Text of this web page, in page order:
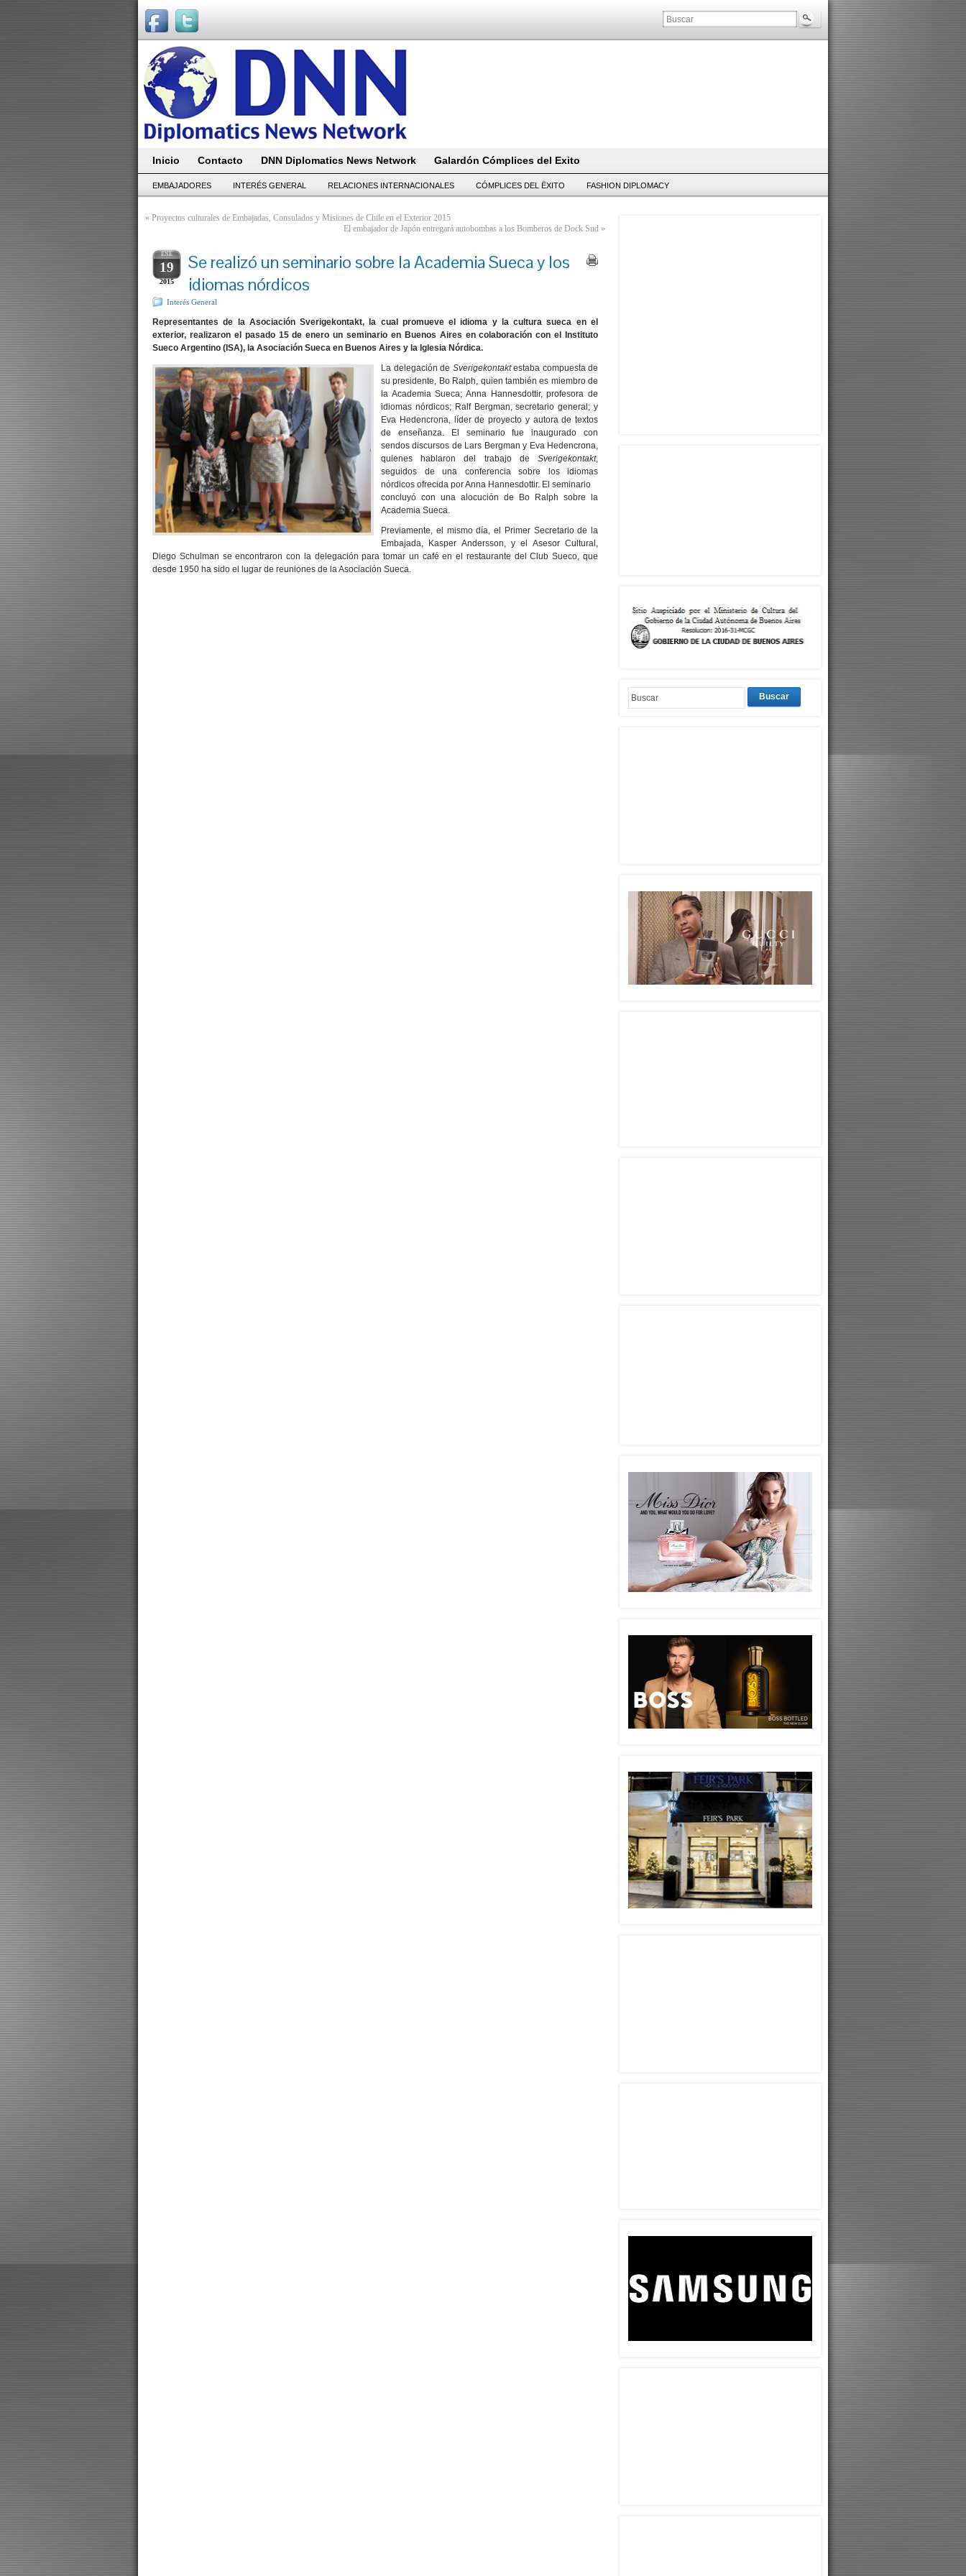
Inicio Contacto DNN Diplomatics News Network Galardón Cómplices del Exito
EMBAJADORES INTERÉS GENERAL RELACIONES INTERNACIONALES CÓMPLICES DEL ËXITO FASHION DIPLOMACY
« Proyectos culturales de Embajadas, Consulados y Misiones de Chile en el Exterior 2015
El embajador de Japón entregará autobombas a los Bomberos de Dock Sud »
ENE
19
2015
Se realizó un seminario sobre la Academia Sueca y los
idiomas nórdicos
Interés General
Representantes de la Asociación Sverigekontakt, la cual promueve el idioma y la cultura sueca en el
exterior, realizaron el pasado 15 de enero un seminario en Buenos Aires en colaboración con el Instituto
Sueco Argentino (ISA), la Asociación Sueca en Buenos Aires y la Iglesia Nórdica.
La delegación de Sverigekontaktestaba compuesta de
su presidente, Bo Ralph, quien también es miembro de
la Academia Sueca; Anna Hannesdottir, profesora de
idiomas nórdicos; Ralf Bergman, secretario general; y
Eva Hedencrona, líder de proyecto y autora de textos
de enseñanza. El seminario fue inaugurado con
sendos discursos de Lars Bergman y Eva Hedencrona,
quienes hablaron del trabajo de Sverigekontakt,
seguidos de una conferencia sobre los idiomas
nórdicos ofrecida por Anna Hannesdottir. El seminario
concluyó con una alocución de Bo Ralph sobre la
Academia Sueca.
Previamente, el mismo día, el Primer Secretario de la
Embajada, Kasper Andersson, y el Asesor Cultural,
Diego Schulman se encontraron con la delegación para tomar un café en el restaurante del Club Sueco, que
desde 1950 ha sido el lugar de reuniones de la Asociación Sueca.
Buscar